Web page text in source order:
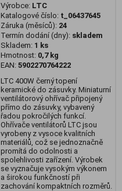
Výrobce: LTC
Katalogové číslo: t_06437645
Záruka (měsíců): 24
Termín dodání (dny): skladem
Skladem: 1 ks
Hmotnost: 0,7 kg
EAN: 5902270764222
LTC 400W černý topení
keramické do zásuvky. Miniaturní
ventilátorový ohřívač připojený
přímo do zásuvky, vybavený
řadou pokročilých funkcí.
Ohřívače ventilátorů LTC jsou
vyrobeny z vysoce kvalitních
materiálů, což se jednoznačně
promítá do odolnosti a
spolehlivosti zařízení. Výrobek
se vyznačuje vysokým výkonem
a širokou funkčností při
zachování kompaktních rozměrů.